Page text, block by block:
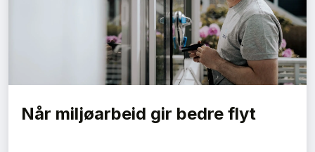
Når miljøarbeid gir bedre flyt